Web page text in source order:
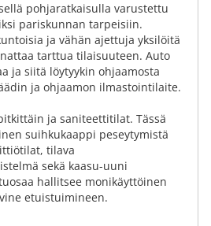
pohjaratkaisulla varustettu
pariskunnan tarpeisiin.
ja vähän ajettuja yksilöitä
tarttua tilaisuuteen. Auto
ja siitä löytyykin ohjaamosta
ja ohjaamon ilmastointilaite.
ja saniteettitilat. Tässä
suihkukaappi peseytymistä
tilava
sekä kaasu-uuni
hallitsee monikäyttöinen
etuistuimineen.